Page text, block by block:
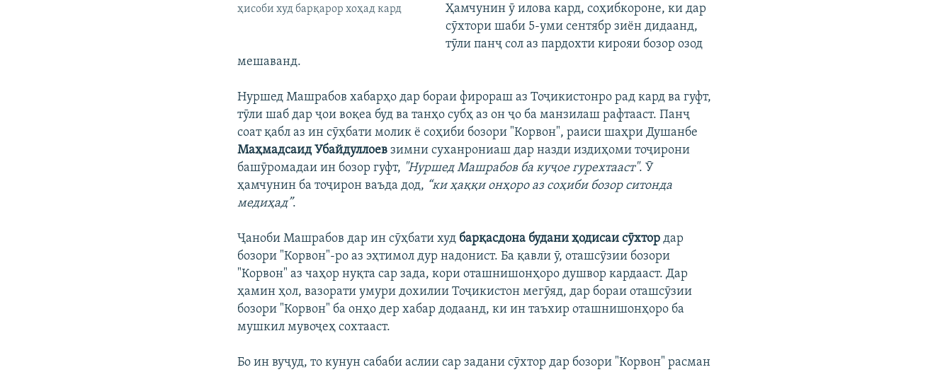
ҳисоби худ барқарор хоҳад кард
Ҳамчунин ӯ илова кард, соҳибкороне, ки дар
сӯхтори шаби 5-уми сентябр зиён дидаанд,
тӯли панҷ сол аз пардохти кирояи бозор озод
мешаванд.
Нуршед Машрабов хабарҳо дар бораи фирораш аз Тоҷикистонро рад кард ва гуфт,
тӯли шаб дар ҷои воқеа буд ва танҳо субҳ аз он ҷо ба манзилаш рафтааст. Панҷ
соат қабл аз ин сӯҳбати молик ё соҳиби бозори "Корвон", раиси шаҳри Душанбе
Маҳмадсаид Убайдуллоев зимни суханрониаш дар назди издиҳоми тоҷирони
башӯромадаи ин бозор гуфт, "Нуршед Машрабов ба куҷое гурехтааст". Ӯ
ҳамчунин ба тоҷирон ваъда дод, “ки ҳаққи онҳоро аз соҳиби бозор ситонда
медиҳад”.
Ҷаноби Машрабов дар ин сӯҳбати худ барқасдона будани ҳодисаи сӯхтордар
бозори "Корвон"-ро аз эҳтимол дур надонист. Ба қавли ӯ, оташсӯзии бозори
"Корвон" аз чаҳор нуқта сар зада, кори оташнишонҳоро душвор кардааст. Дар
ҳамин ҳол, вазорати умури дохилии Тоҷикистон мегӯяд, дар бораи оташсӯзии
бозори "Корвон" ба онҳо дер хабар додаанд, ки ин таъхир оташнишонҳоро ба
мушкил мувоҷеҳ сохтааст.
Бо ин вуҷуд, то кунун сабаби аслии сар задани сӯхтор дар бозори "Корвон" расман